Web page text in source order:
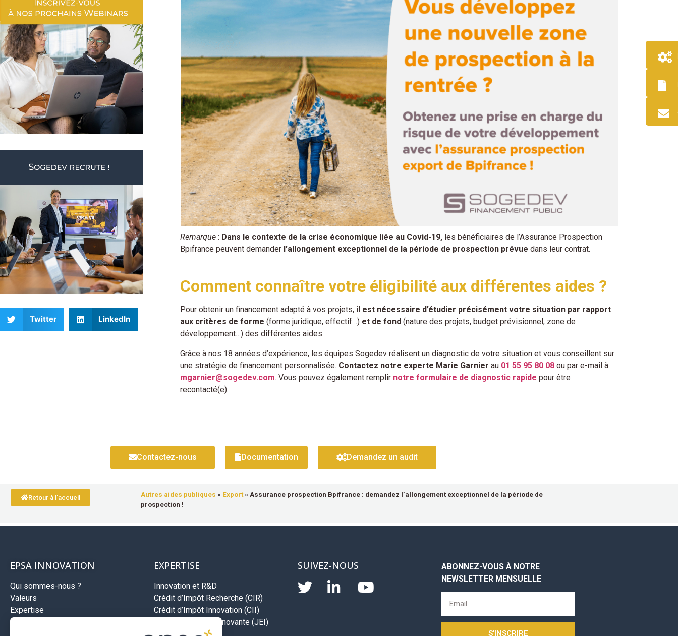
Twitter LinkedIn
Remarque : Dans le contexte de la crise économique liée au Covid-19, les bénéficiaires de l’Assurance Prospection
Bpifrance peuvent demander l’allongement exceptionnel de la période de prospection prévue dans leur contrat.
Comment connaître votre éligibilité aux différentes aides ?
Pour obtenir un financement adapté à vos projets, il est nécessaire d’étudier précisément votre situation par rapport
aux critères de forme (forme juridique, effectif…) et de fond (nature des projets, budget prévisionnel, zone de
développement…) des différentes aides.
Grâce à nos 18 années d’expérience, les équipes Sogedev réalisent un diagnostic de votre situation et vous conseillent sur
une stratégie de financement personnalisée. Contactez notre experte Marie Garnier au 01 55 95 80 08 ou par e-mail à
mgarnier@sogedev.com. Vous pouvez également remplir notre formulaire de diagnostic rapide pour être
recontacté(e).
Contactez-nous Documentation Demandez un audit
Retour à l'accueil Autres aides publiques » Export»Assurance prospection Bpifrance : demandez l’allongement exceptionnel de la période de
prospection !
EPSA INNOVATION
Qui sommes-nous ?
Valeurs
Expertise
Méthodologie
EXPERTISE
Innovation et R&D
Crédit d’Impôt Recherche (CIR)
Crédit d’Impôt Innovation (CII)
Jeune entreprise innovante (JEI)
Aides Bpifrance
SUIVEZ-NOUS
ABONNEZ-VOUS À NOTRE
NEWSLETTER MENSUELLE
S'INSCRIRE